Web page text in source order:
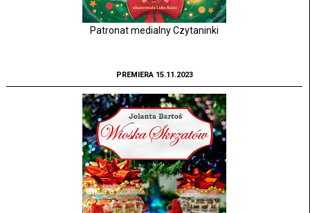
Patronat medialny Czytaninki
PREMIERA 15.11.2023